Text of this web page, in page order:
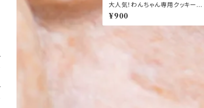
大人気！わんちゃん専用クッキー
【ビーフ味】【犬】【おやつ】ワンちゃ
んへ～人もワンちゃんも食べれる
クッキー【10枚入り】【国産】【健康】
¥900